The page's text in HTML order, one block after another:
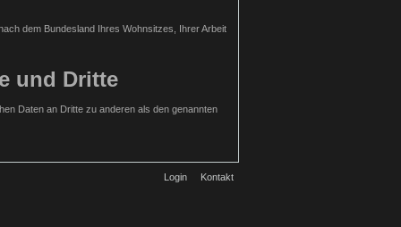
Login Kontakt
dem Bundesland Ihres Wohnsitzes, Ihrer Arbeit
und Dritte
Daten an Dritte zu anderen als den genannten
Interesse an der Nichtweitergabe Ihrer Daten